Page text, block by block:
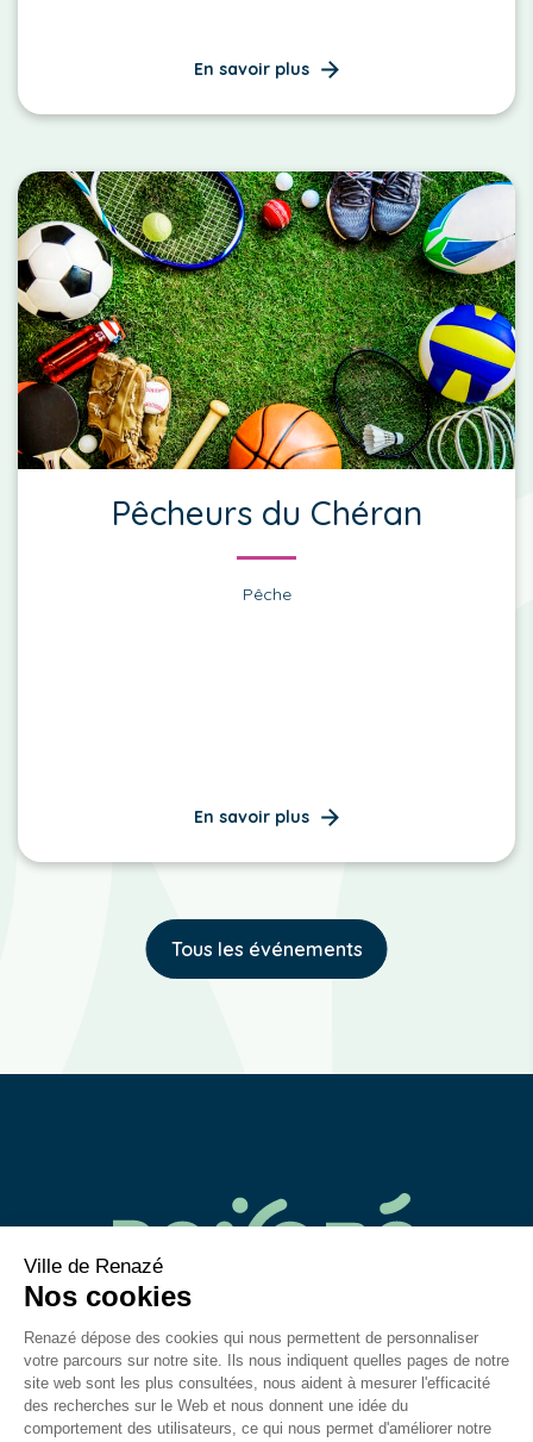
En savoir plus
Pêcheurs du Chéran
Pêche
En savoir plus
Tous les événements
02 43 06 40 14
contact@mairie-renaze.fr
Place de l'Europe BP 01
53 800 Renazé